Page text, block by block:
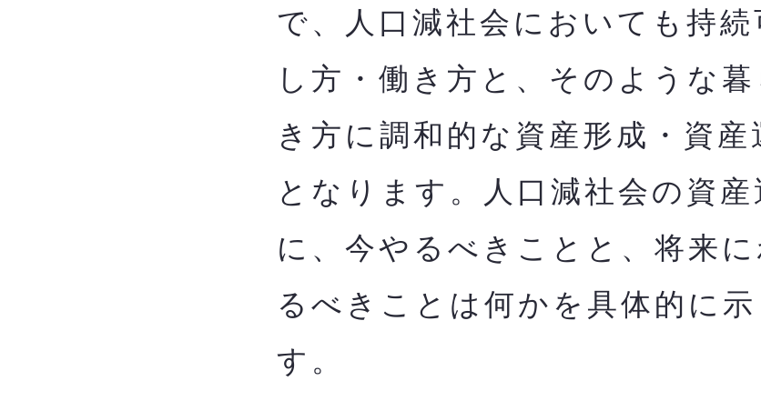
で、人口減社会においても持続
し方・働き方と、そのような
き方に調和的な資産形成・資産
となります。人口減社会の資産
に、今やるべきことと、将来
るべきことは何かを​具体的に示
す。